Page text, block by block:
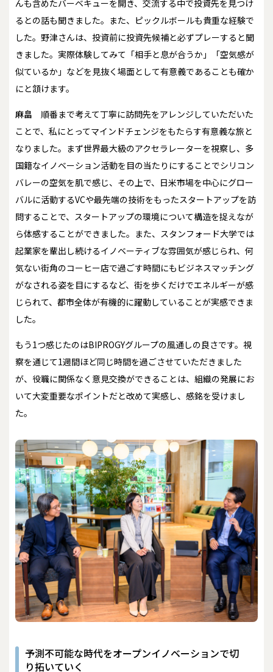
んも含めたバーベキューを開き、交流する中で投資先を見つけ
るとの話も聞きました。また、ピックルボールも貴重な経験で
した。野津さんは、投資前に投資先候補と必ずプレーすると聞
きました。実際体験してみて「相手と息が合うか」「空気感が
似ているか」などを見抜く場面として有意義であることも確か
にと頷けます。
麻畠
順番まで考えて丁寧に訪問先をアレンジしていただいた
ことで、私にとってマインドチェンジをもたらす有意義な旅と
なりました。まず世界最大級のアクセラレーターを視察し、多
国籍なイノベーション活動を目の当たりにすることでシリコン
バレーの空気を肌で感じ、その上で、日米市場を中心にグロー
バルに活動するVCや最先端の技術をもったスタートアップを訪
問することで、スタートアップの環境について構造を捉えなが
ら体感することができました。また、スタンフォード大学では
起業家を輩出し続けるイノベーティブな雰囲気が感じられ、何
気ない街角のコーヒー店で過ごす時間にもビジネスマッチング
がなされる姿を目にするなど、街を歩くだけでエネルギーが感
じられて、都市全体が有機的に躍動していることが実感できま
した。
もう1つ感じたのはBIPROGYグループの風通しの良さです。視
察を通じて1週間ほど同じ時間を過ごさせていただきました
が、役職に関係なく意見交換ができることは、組織の発展にお
いて大変重要なポイントだと改めて実感し、感銘を受けまし
た。
予測不可能な時代をオープンイノベーションで切
り拓いていく